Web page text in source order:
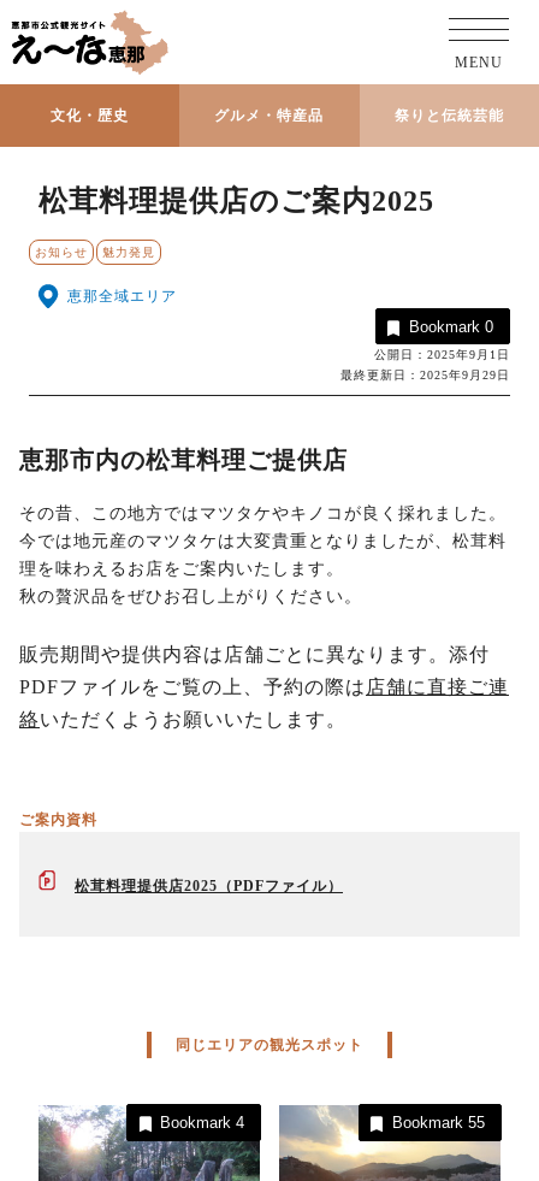
文化・歴史 グルメ・特産品 祭りと伝統芸能
MENU
松茸料理提供店のご案内2025
お知らせ 魅力発見
恵那全域エリア
Bookmark 0
公開日：2025年9月1日
最終更新日：2025年9月29日
恵那市内の松茸料理ご提供店
その昔、この地方ではマツタケやキノコが良く採れました。
今では地元産のマツタケは大変貴重となりましたが、松茸料
理を味わえるお店をご案内いたします。
秋の贅沢品をぜひお召し上がりください。
販売期間や提供内容は店舗ごとに異なります。 添付
PDFファイルをご覧の上、予約の際は 店舗に直接ご連
絡いただくようお願いいたします。
ご案内資料
松茸料理提供店2025
同じエリアの観光スポット
Bookmark 4 Bookmark 55